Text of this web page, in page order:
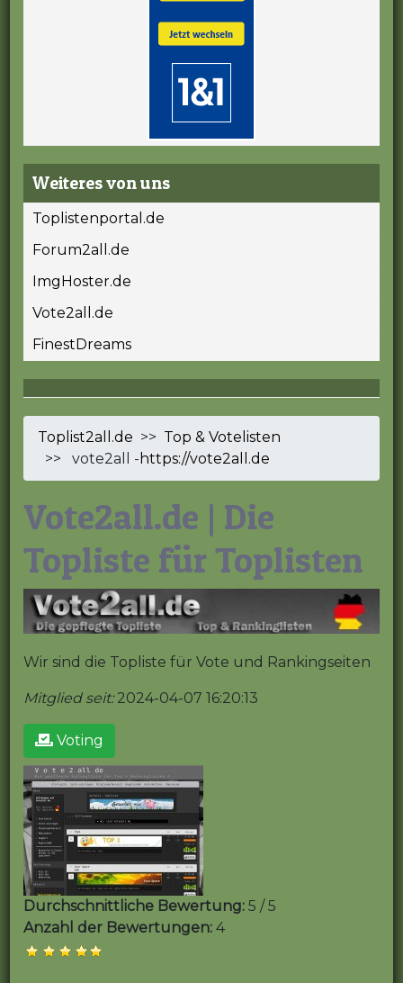
Weiteres von uns
Toplistenportal.de
Forum2all.de
ImgHoster.de
Vote2all.de
FinestDreams
Toplist2all.de >> Top & Votelisten
>> vote2all - https://vote2all.de
Vote2all.de | Die
Topliste für Toplisten
Wir sind die Topliste für Vote und Rankingseiten
Mitglied seit:2024-04-07 16:20:13
Voting
Durchschnittliche Bewertung: 5 / 5
Anzahl der Bewertungen: 4